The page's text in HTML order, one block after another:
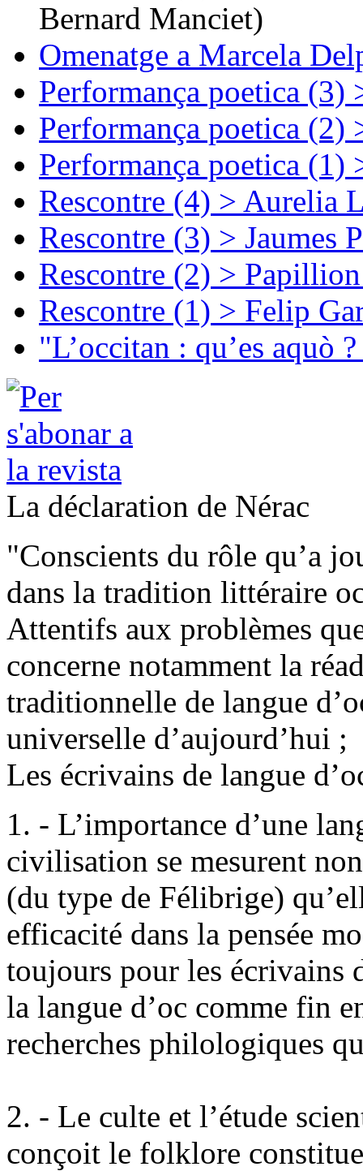
Bernard Manciet)
Omenatge a Marcela
Performança poetica (3)
Performança poetica (2)
Performança poetica (1)
Rescontre (4) > Aurelia
Rescontre (3) > Jaumes
Rescontre (2) >
Rescontre (1) > Felip
"L’occitan : qu’es aquò
La déclaration de Nérac
"Conscients du rôle qu’a
dans la tradition littéraire
Attentifs aux problèmes
concerne notamment la
traditionnelle de langue
universelle d’aujourd’hui ;
Les écrivains de langue
1. - L’importance d’une
civilisation se mesurent
(du type de Félibrige)
efficacité dans la pensée
toujours pour les écrivains
la langue d’oc comme fin
recherches philologiques
2. - Le culte et l’étude
conçoit le folklore